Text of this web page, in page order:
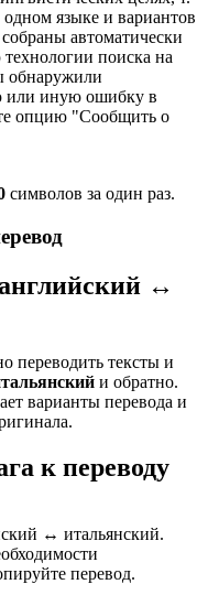
языке и вариантов
автоматически
поиска на
обнаружили
или иную ошибку в
опцию "Сообщить о
символов за один раз.
↔
переводить тексты и
и обратно.
варианты перевода и
к переводу
↔ итальянский.
перевод.